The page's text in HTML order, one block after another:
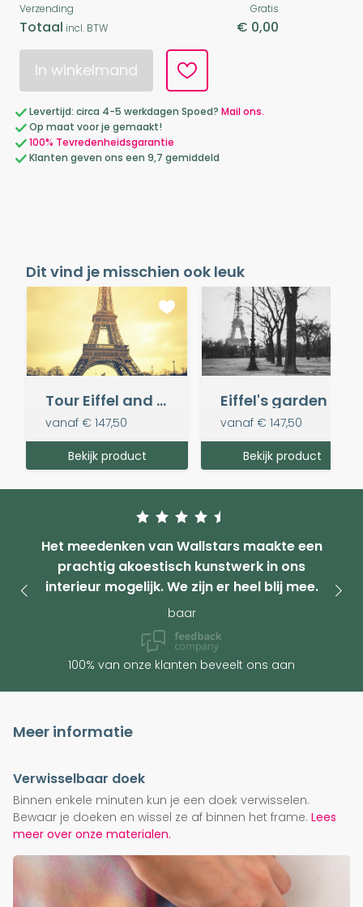
Verzending
Gratis
Totaal incl. BTW € 0,00
In winkelmand
Levertijd: circa 4-5 werkdagen Spoed? Mail ons.
Op maat voor je gemaakt!
100% Tevredenheidsgarantie
Klanten geven ons een 9,7 gemiddeld
Dit vind je misschien ook leuk
Tour Eiffel and Seine
vanaf € 147,50
Bekijk product
Eiffel's garden
vanaf € 147,50
Bekijk product
Het meedenken van Wallstars maakte een
prachtig akoestisch kunstwerk in ons
interieur mogelijk. We zijn er heel blij mee.
baar
100% van onze klanten beveelt ons aan
Meer informatie
Verwisselbaar doek
Binnen enkele minuten kun je een doek verwisselen.
Bewaar je doeken en wissel ze af binnen het frame. Lees
meer over onze materialen.